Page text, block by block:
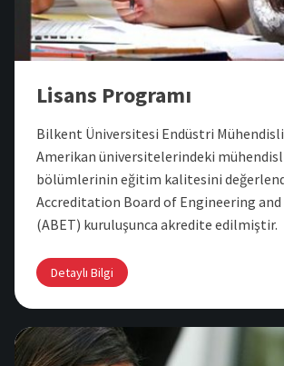
Lisans Programı
Bilkent Üniversitesi Endüstri
Amerikan üniversitelerindeki
bölümlerinin eğitim kalitesini
Accreditation Board of Engineering
(ABET) kuruluşunca akredite edilmiştir.
Detaylı Bilgi